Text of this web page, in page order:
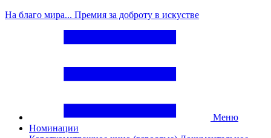
На благо мира... Премия за доброту в искустве
Меню
Номинации